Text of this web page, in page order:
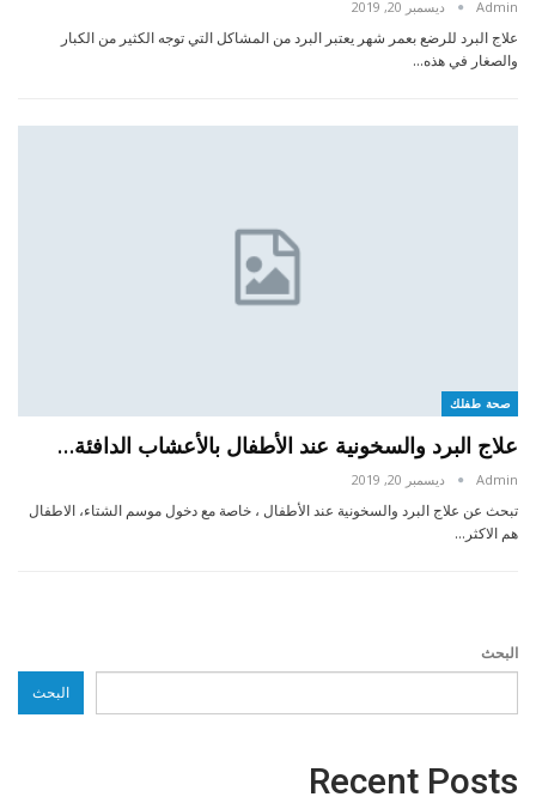
Admin ديسمبر 20, 2019
علاج البرد للرضع بعمر شهر يعتبر البرد من المشاكل التي توجه الكثير من الكبار
والصغار في هذه…
صحة طفلك
علاج البرد والسخونية عند الأطفال بالأعشاب الدافئة…
Admin ديسمبر 20, 2019
تبحث عن علاج البرد والسخونية عند الأطفال ، خاصة مع دخول موسم الشتاء، الاطفال
هم الاكثر…
البحث
البحث
Recent Posts